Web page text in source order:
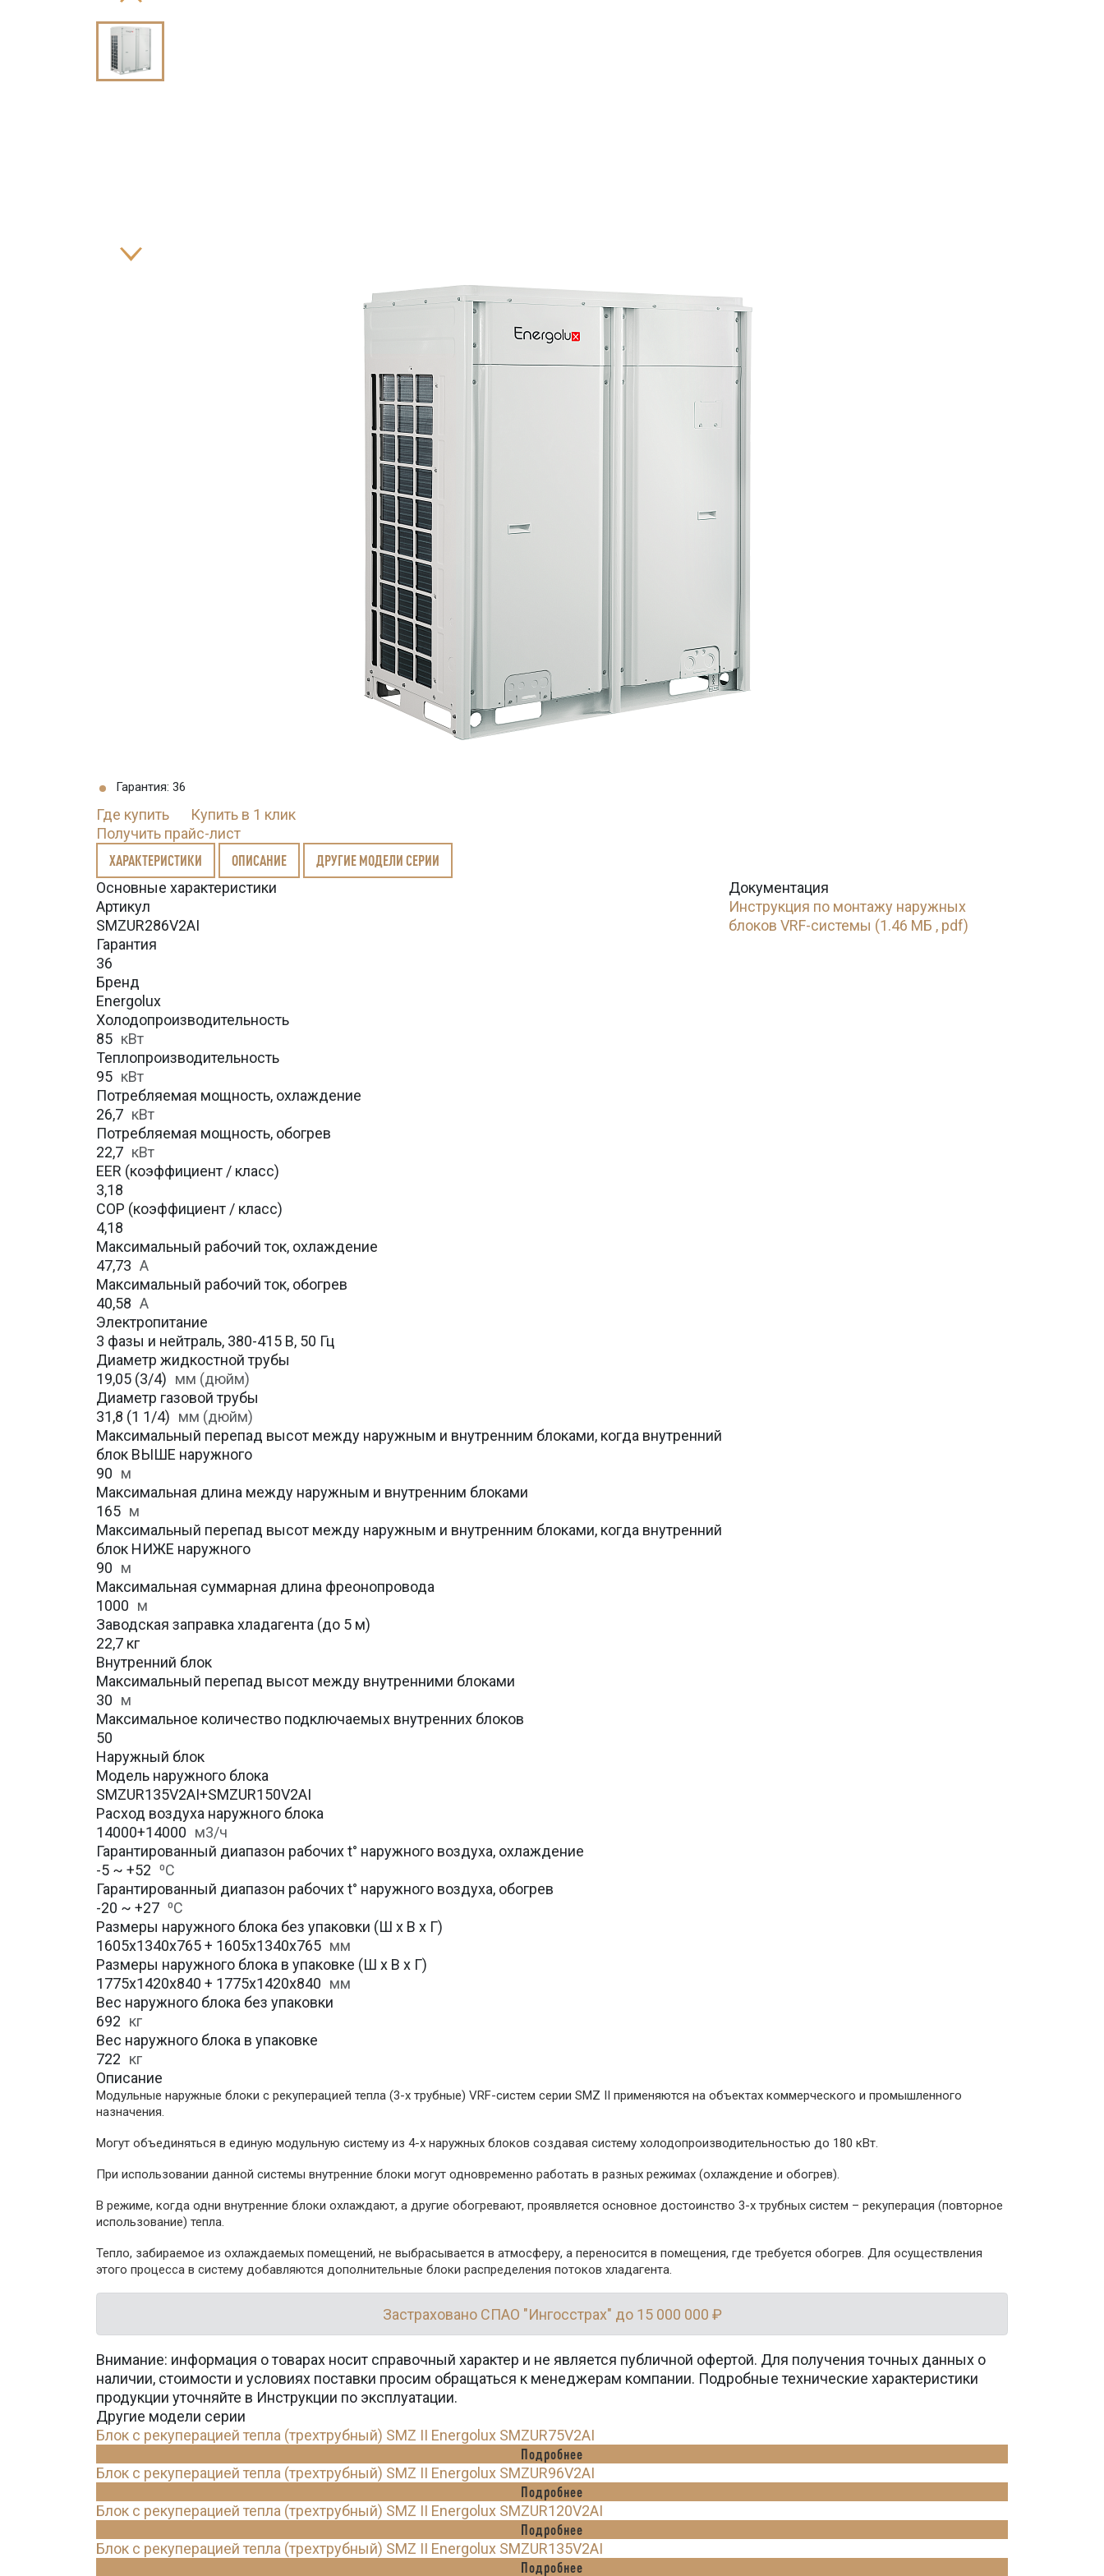
Гарантия: 36
Где купить
Купить в 1 клик
Получить прайс-лист
ХАРАКТЕРИСТИКИ ОПИСАНИЕ ДРУГИЕ МОДЕЛИ СЕРИИ
Основные характеристики
Артикул
SMZUR286V2AI
Гарантия
36
Бренд
Energolux
Холодопроизводительность
85 кВт
Теплопроизводительность
95 кВт
Потребляемая мощность, охлаждение
26,7 кВт
Потребляемая мощность, обогрев
22,7 кВт
EER (коэффициент / класс)
3,18
COP (коэффициент / класс)
4,18
Максимальный рабочий ток, охлаждение
47,73 A
Максимальный рабочий ток, обогрев
40,58 А
Электропитание
3 фазы и нейтраль, 380-415 В, 50 Гц
Диаметр жидкостной трубы
19,05 (3/4) мм (дюйм)
Диаметр газовой трубы
31,8 (1 1/4) мм (дюйм)
Максимальный перепад высот между наружным и внутренним блоками, когда внутренний
блок ВЫШЕ наружного
90 м
Максимальная длина между наружным и внутренним блоками
165 м
Максимальный перепад высот между наружным и внутренним блоками, когда внутренний
блок НИЖЕ наружного
90 м
Максимальная суммарная длина фреонопровода
1000 м
Заводская заправка хладагента (до 5 м)
22,7 кг
Внутренний блок
Максимальный перепад высот между внутренними блоками
30 м
Максимальное количество подключаемых внутренних блоков
50
Наружный блок
Модель наружного блока
SMZUR135V2AI+SMZUR150V2AI
Расход воздуха наружного блока
14000+14000 м3/ч
Гарантированный диапазон рабочих t° наружного воздуха, охлаждение
-5 ~ +52 ⁰С
Гарантированный диапазон рабочих t° наружного воздуха, обогрев
-20 ~ +27 ⁰С
Размеры наружного блока без упаковки (Ш х В х Г)
1605x1340x765 + 1605x1340x765 мм
Размеры наружного блока в упаковке (Ш х В х Г)
1775x1420x840 + 1775x1420x840 мм
Вес наружного блока без упаковки
692 кг
Вес наружного блока в упаковке
722 кг
Документация
Инструкция по монтажу наружных
блоков VRF-системы (1.46 МБ , pdf)
Описание
Модульные наружные блоки с рекуперацией тепла (3-х трубные) VRF-систем серии SMZ II применяются на объектах коммерческого и промышленного
назначения.
Могут объединяться в единую модульную систему из 4-х наружных блоков создавая систему холодопроизводительностью до 180 кВт.
При использовании данной системы внутренние блоки могут одновременно работать в разных режимах (охлаждение и обогрев).
В режиме, когда одни внутренние блоки охлаждают, а другие обогревают, проявляется основное достоинство 3-х трубных систем – рекуперация (повторное
использование) тепла.
Тепло, забираемое из охлаждаемых помещений, не выбрасывается в атмосферу, а переносится в помещения, где требуется обогрев. Для осуществления
этого процесса в систему добавляются дополнительные блоки распределения потоков хладагента.
Застраховано СПАО "Ингосстрах" до 15 000 000 ₽
Внимание: информация о товарах носит справочный характер и не является публичной офертой. Для получения точных данных о
наличии, стоимости и условиях поставки просим обращаться к менеджерам компании. Подробные технические характеристики
продукции уточняйте в Инструкции по эксплуатации.
Другие модели серии
Блок с рекуперацией тепла (трехтрубный) SMZ II Energolux SMZUR75V2AI
Подробнее
Блок с рекуперацией тепла (трехтрубный) SMZ II Energolux SMZUR96V2AI
Подробнее
Блок с рекуперацией тепла (трехтрубный) SMZ II Energolux SMZUR120V2AI
Подробнее
Блок с рекуперацией тепла (трехтрубный) SMZ II Energolux SMZUR135V2AI
Подробнее